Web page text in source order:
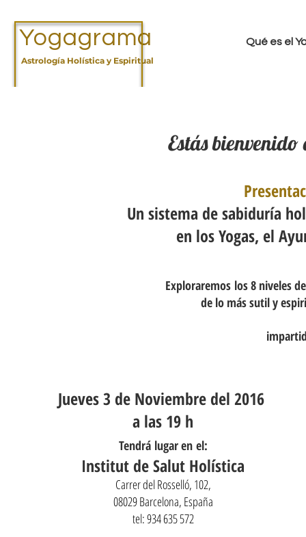
Yogagrama
Astrología Holística y Espiritual
Qué es el
Estás
Un sistema de sabiduría
en los Yogas, el
Exploraremos los 8 niveles
de lo más sutil y
Jueves 3 de Noviembre del 2016
a las 19 h
Tendrá lugar en el:
Institut de Salut Holística
Carrer del Rosselló, 102,
08029 Barcelona, España
tel: 934 635 572